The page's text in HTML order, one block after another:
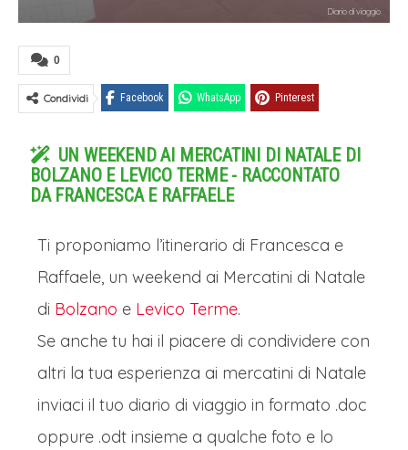
Diario di viaggio
0
Condividi Facebook WhatsApp Pinterest
UN WEEKEND AI MERCATINI DI NATALE DI
BOLZANO E LEVICO TERME - RACCONTATO
DA FRANCESCA E RAFFAELE
Ti proponiamo l’itinerario di Francesca e
Raffaele, un weekend ai Mercatini di Natale
di Bolzano e Levico Terme.
Se anche tu hai il piacere di condividere con
altri la tua esperienza ai mercatini di Natale
inviaci il tuo diario di viaggio in formato .doc
oppure .odt insieme a qualche foto e lo